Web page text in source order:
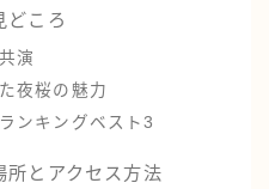
どころ
演
夜桜の魅力
ンキングベスト3
所とアクセス方法